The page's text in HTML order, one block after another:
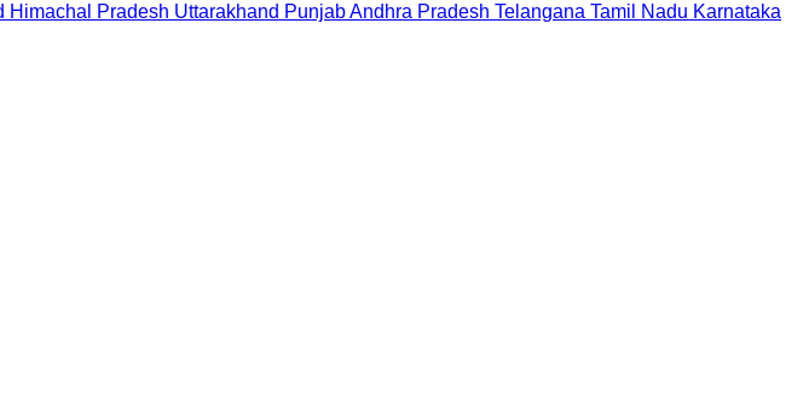
Himachal Pradesh Uttarakhand PunjabAndhra Pradesh Telangana Tamil Nadu Karnataka